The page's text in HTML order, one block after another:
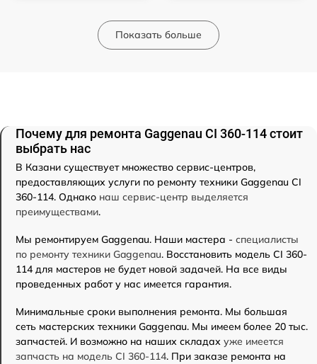
Показать больше
Почему для ремонта Gaggenau CI 360-114 стоит
выбрать нас
В Казани существует множество сервис-центров,
предоставляющих услуги по ремонту техники Gaggenau CI
360-114. Однако наш сервис-центр выделяется
преимуществами.
Мы ремонтируем Gaggenau. Наши мастера - специалисты
по ремонту техники Gaggenau. Восстановить модель CI 360-
114 для мастеров не будет новой задачей. На все виды
проведенных работ у нас имеется гарантия.
Минимальные сроки выполнения ремонта. Мы большая
сеть мастерских техники Gaggenau. Мы имеем более 20 тыс.
запчастей. И возможно на наших складах уже имеется
запчасть на модель CI 360-114. При заказе ремонта на